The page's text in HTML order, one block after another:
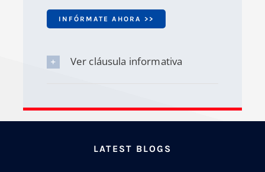
Ver cláusula informativa
LATEST BLOGS